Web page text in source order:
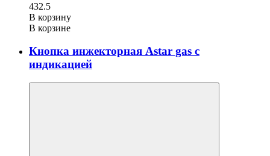
432.5
В корзину
В корзине
Кнопка инжекторная Astar gas с
индикацией